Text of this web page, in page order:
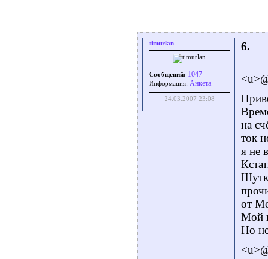
timurlan
Сообщений: 1047
Информация: Aнкета
24.03.2007 23:08
6.
на
ток
я не
от
Мой
Но